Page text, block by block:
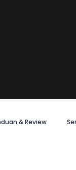
& Review